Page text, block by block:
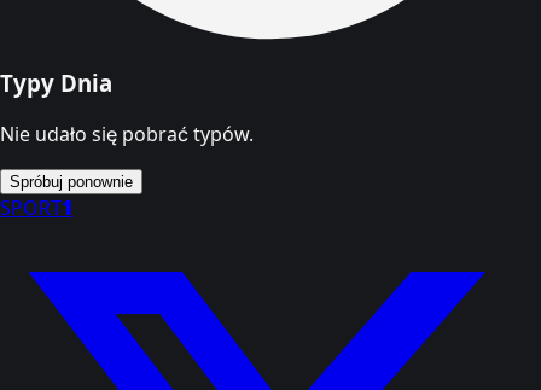
Typy Dnia
Nie udało się pobrać typów.
Spróbuj ponownie
SPORT1